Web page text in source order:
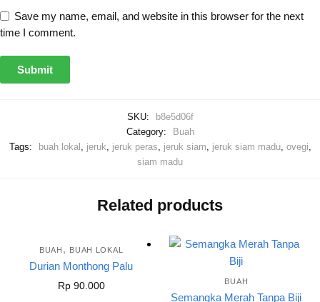
Save my name, email, and website in this browser for the next
time I comment.
SKU:
b8e5d06f
Category:
Buah
Tags:
buah lokal jeruk jeruk peras jeruk siam jeruk siam madu, ovegi
siam madu
Related products
BUAH , BUAH LOKAL
Durian Monthong Palu
Rp90.000 BUAH
Semangka Merah Tanpa Biji